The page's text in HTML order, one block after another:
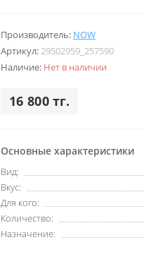
Производитель: NOW
Артикул:29502959_257590
Наличие: Нет в наличии
16 800 тг.
Основные характеристики
Вид:
Вкус:
Для кого:
Количество:
Назначение: